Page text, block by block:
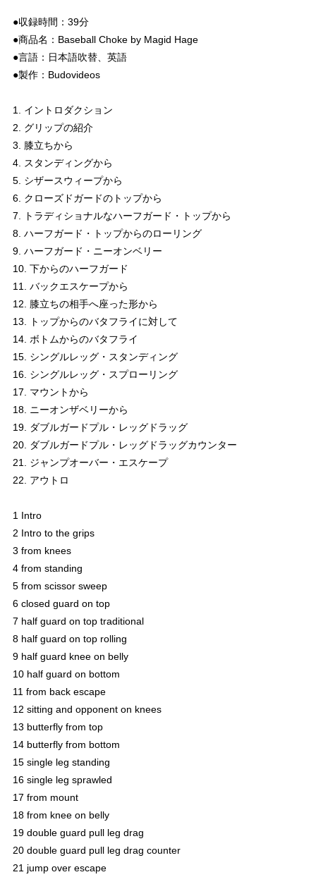
●収録時間：39分
●商品名：Baseball Choke by Magid Hage
●言語：日本語吹替、英語
●製作：Budovideos
1. イントロダクション
2. グリップの紹介
3. 膝立ちから
4. スタンディングから
5. シザースウィープから
6. クローズドガードのトップから
7. トラディショナルなハーフガード・トップから
8. ハーフガード・トップからのローリング
9. ハーフガード・ニーオンベリー
10. 下からのハーフガード
11. バックエスケープから
12. 膝立ちの相手へ座った形から
13. トップからのバタフライに対して
14. ボトムからのバタフライ
15. シングルレッグ・スタンディング
16. シングルレッグ・スプローリング
17. マウントから
18. ニーオンザベリーから
19. ダブルガードプル・レッグドラッグ
20. ダブルガードプル・レッグドラッグカウンター
21. ジャンプオーバー・エスケープ
22. アウトロ
1 Intro
2 Intro to the grips
3 from knees
4 from standing
5 from scissor sweep
6 closed guard on top
7 half guard on top traditional
8 half guard on top rolling
9 half guard knee on belly
10 half guard on bottom
11 from back escape
12 sitting and opponent on knees
13 butterfly from top
14 butterfly from bottom
15 single leg standing
16 single leg sprawled
17 from mount
18 from knee on belly
19 double guard pull leg drag
20 double guard pull leg drag counter
21 jump over escape